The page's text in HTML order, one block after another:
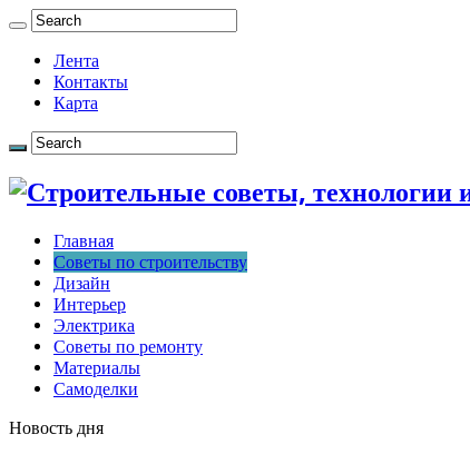
Лента
Контакты
Карта
Главная
Советы по строительству
Дизайн
Интерьер
Электрика
Советы по ремонту
Материалы
Самоделки
Новость дня